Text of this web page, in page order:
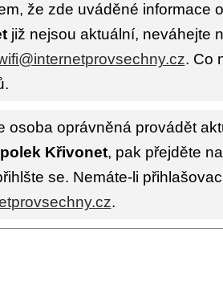
že zde uváděné informace
již nejsou aktuální, neváhejte
. Co
osoba oprávněná provádět
Křivonet, pak přejděte
se. Nemáte-li
.